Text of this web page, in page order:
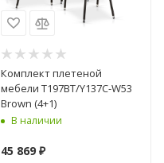
Комплект плетеной
мебели T197BT/Y137C-W53
Brown (4+1)
В наличии
45 869₽